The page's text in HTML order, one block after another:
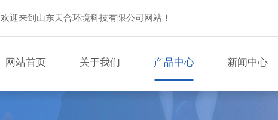
欢迎来到山东天合环境科技有限公司网站！
网站首页 关于我们 产品中心 新闻中心